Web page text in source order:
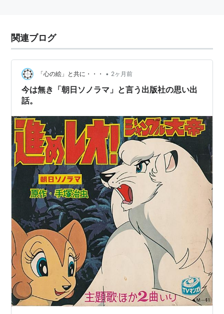
ひろしのファンタジー・ゾーン）などがいる。なんだ
か、少女マンガとも少年マンガとも知れない独特のテイ
ストの雑誌だった。
関連ブログ
「心の絵」と共に・・・ • 2ヶ月前
今は無き「朝日ソノラマ」と言う出版社の思い出
話。